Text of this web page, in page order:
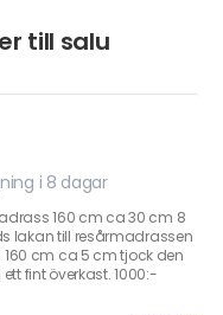
till salu
i 8 dagar
160 cm ca 30 cm 8
lakan till resårmadrassen
cm ca 5 cm tjock den
fint överkast. 1000:-